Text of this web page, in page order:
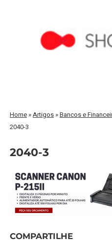
Home »Artigos »Bancos e
2040-3
2040-3
COMPARTILHE